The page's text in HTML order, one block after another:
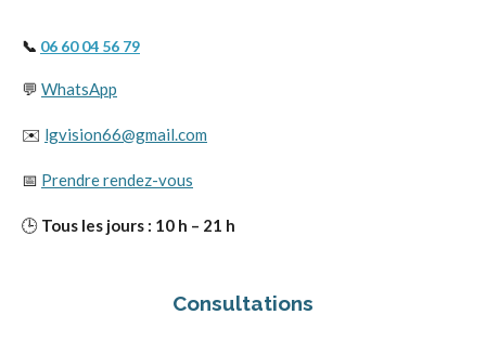
📞 06 60 04 56 79
💬 WhatsApp
✉️ lgvision66@gmail.com
📅 Prendre rendez-vous
🕒 Tous les jours : 10 h – 21 h
Consultations